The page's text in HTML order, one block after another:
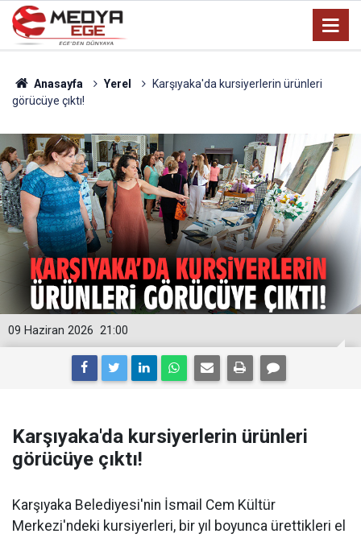
Anasayfa Yerel
Karşıyaka'da kursiyerlerin ürünleri
görücüye çıktı!
21:00
09 Haziran 2026
Karşıyaka'da kursiyerlerin ürünleri
görücüye çıktı!
Karşıyaka Belediyesi'nin İsmail Cem Kültür
Merkezi'ndeki kursiyerleri, bir yıl boyunca ürettikleri el